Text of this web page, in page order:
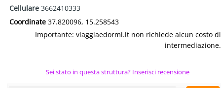
Cellulare 3662410333
Coordinate 37.820096, 15.258543
Importante: viaggiaedormi.it non richiede alcun costo di
intermediazione.
Sei stato in questa struttura? Inserisci recensione